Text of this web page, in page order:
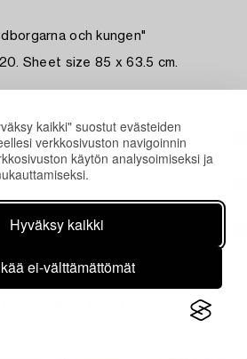
kaikki" suostut evästeiden
verkkosivuston navigoinnin
käytön analysoimiseksi ja
Hyväksy kaikki
ei-välttämättömät
och kungen"
Sheet size 85 x 63.5 cm.
piiriin
kohteita